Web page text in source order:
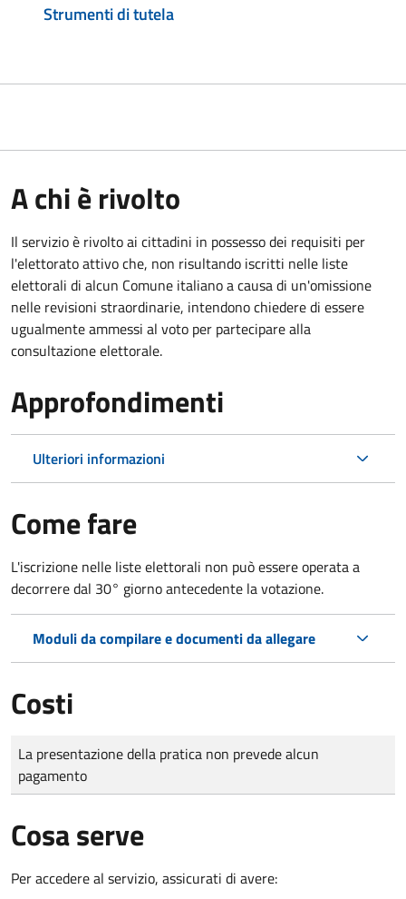
Strumenti di tutela
A chi è rivolto
Il servizio è rivolto ai cittadini in possesso dei requisiti per
l'elettorato attivo che, non risultando iscritti nelle liste
elettorali di alcun Comune italiano a causa di un'omissione
nelle revisioni straordinarie, intendono chiedere di essere
ugualmente ammessi al voto per partecipare alla
consultazione elettorale.
Approfondimenti
Ulteriori informazioni
Come fare
L'iscrizione nelle liste elettorali non può essere operata a
decorrere dal 30° giorno antecedente la votazione.
Moduli da compilare e documenti da allegare
Costi
Tipo di pagamento
Importo
La presentazione della pratica non prevede alcun
pagamento
Cosa serve
Per accedere al servizio, assicurati di avere: